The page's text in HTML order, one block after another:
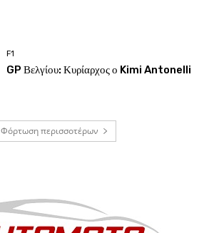
F1
GP Βελγίου: Κυρίαρχος ο Kimi Antonelli
Φόρτωση περισσοτέρων